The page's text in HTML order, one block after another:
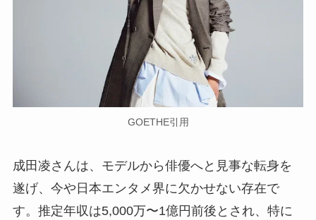
GOETHE引用
成田凌さんは、モデルから俳優へと見事な転身を
遂げ、今や日本エンタメ界に欠かせない存在で
す。推定年収は5,000万〜1億円前後とされ、特に